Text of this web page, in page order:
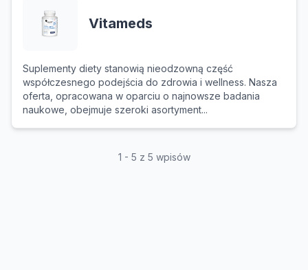
Vitameds
Suplementy diety stanowią nieodzowną część
współczesnego podejścia do zdrowia i wellness. Nasza
oferta, opracowana w oparciu o najnowsze badania
naukowe, obejmuje szeroki asortyment...
1 - 5 z 5 wpisów